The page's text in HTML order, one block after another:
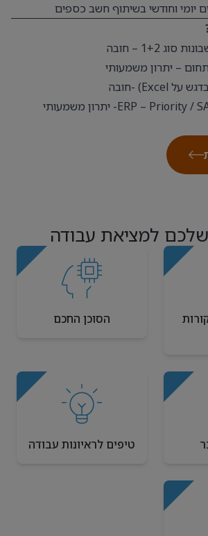
יומי וחודשי בשיתוף חשב כספים
1+2 – חובה
למציאת עבודה
הסוכן החכם
טיפים לראיונות עבודה